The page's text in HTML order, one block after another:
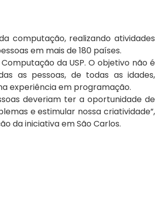
computação, realizando atividades
em mais de 180 países.
da USP. O objetivo não é
as pessoas, de todas as idades,
experiência em programação.
deveriam ter a oportunidade de
e estimular nossa criatividade”,
da iniciativa em São Carlos.